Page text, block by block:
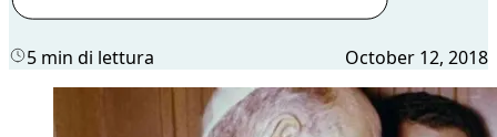
5 min di lettura October 12, 2018